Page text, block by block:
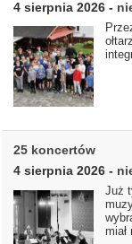
4 sierpnia 2026 -
25 koncertów
4 sierpnia 2026 -
Już